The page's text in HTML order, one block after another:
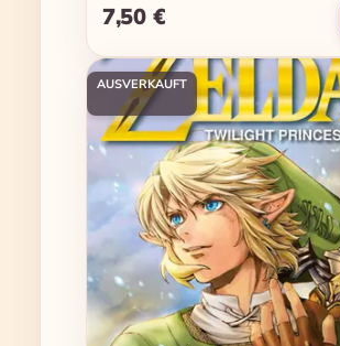
Regulärer Preis:
7,50 €
AUSVERKAUFT